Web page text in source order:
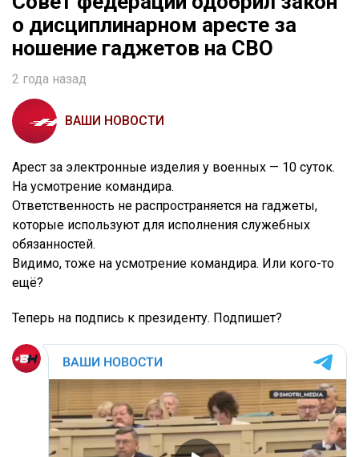
о дисциплинарном аресте за
ношение гаджетов на СВО
2 года назад
ВАШИ НОВОСТИ
Арест за электронные изделия у военных — 10 суток.
На усмотрение командира.
Ответственность не распространяется на гаджеты,
которые используют для исполнения служебных
обязанностей.
Видимо, тоже на усмотрение командира. Или кого-то
ещё?
Теперь на подпись к президенту. Подпишет?